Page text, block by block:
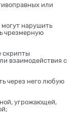
или
нарушить
чрезмерную
скрипты
взаимодействия с
через него любую
угрожающей,